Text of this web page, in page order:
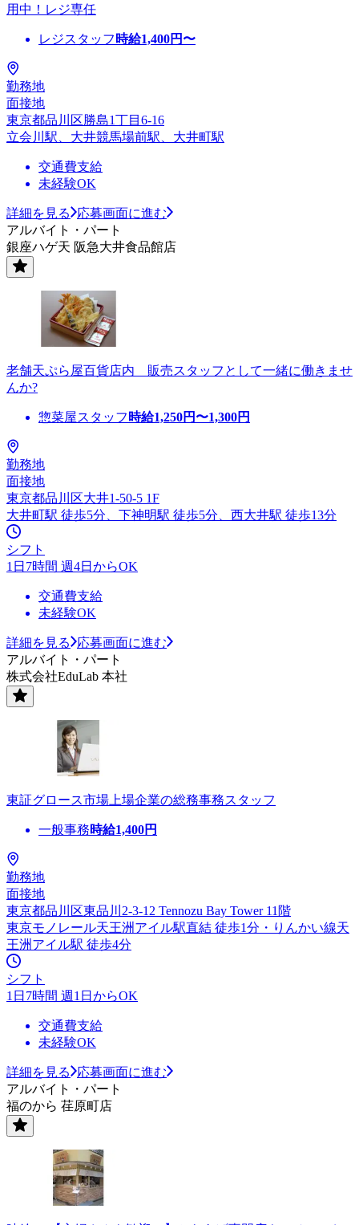
用中！レジ専任
レジスタッフ 時給1,400円〜
勤務地
面接地
東京都品川区勝島1丁目6-16
立会川駅、大井競馬場前駅、大井町駅
交通費支給
未経験OK
詳細を見る
応募画面に進む
アルバイト・パート
銀座ハゲ天 阪急大井食品館店
老舗天ぷら屋百貨店内 販売スタッフとして一緒に働きませ
んか?
惣菜屋スタッフ 時給1,250円〜1,300円
勤務地
面接地
東京都品川区大井1-50-5 1F
大井町駅 徒歩5分、下神明駅 徒歩5分、西大井駅 徒歩13分
シフト
1日7時間 週4日からOK
交通費支給
未経験OK
詳細を見る
応募画面に進む
アルバイト・パート
株式会社EduLab 本社
東証グロース市場上場企業の総務事務スタッフ
一般事務時給1,400円
勤務地
面接地
東京都品川区東品川2-3-12 Tennozu Bay Tower 11階
東京モノレール天王洲アイル駅直結 徒歩1分・りんかい線天
王洲アイル駅 徒歩4分
シフト
1日7時間 週1日からOK
交通費支給
未経験OK
詳細を見る
応募画面に進む
アルバイト・パート
福のから 荏原町店